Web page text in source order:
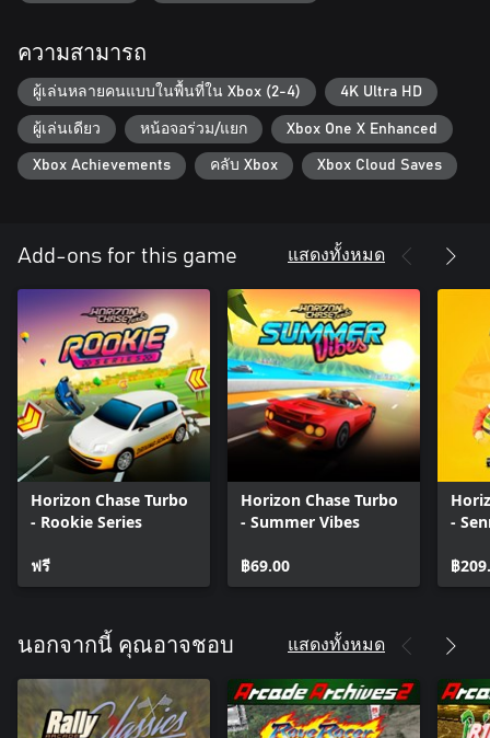
ความสามารถ
ผู้เล่นหลายคนแบบในพื้นที่ใน Xbox (2-4) 4K Ultra HD
ผู้เล่นเดียว หน้อจอร่วม/แยก Xbox One X Enhanced
Xbox Achievements คลับ Xbox Xbox Cloud Saves
Add-ons for this game แสดงทั้งหมด
Horizon Chase Turbo
- Rookie Series
ฟรี
Horizon Chase Turbo
- Summer Vibes
฿69.00
-
฿
นอกจากนี้ คุณอาจชอบ แสดงทั้งหมด